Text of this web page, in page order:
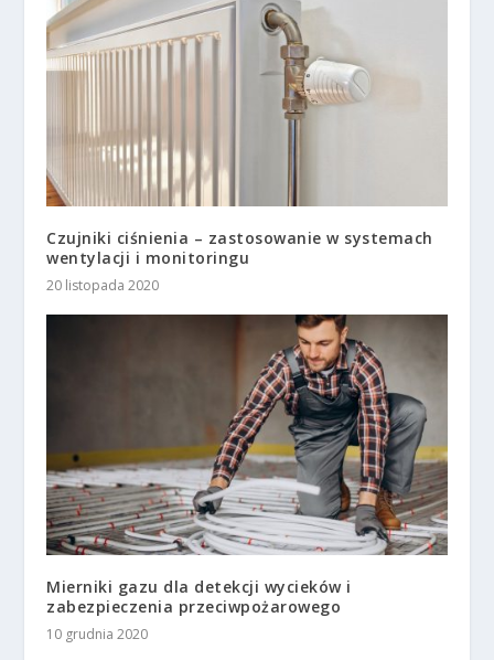
Czujniki ciśnienia – zastosowanie w systemach
wentylacji i monitoringu
20 listopada 2020
Mierniki gazu dla detekcji wycieków i
zabezpieczenia przeciwpożarowego
10 grudnia 2020